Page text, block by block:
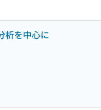
析を中心に